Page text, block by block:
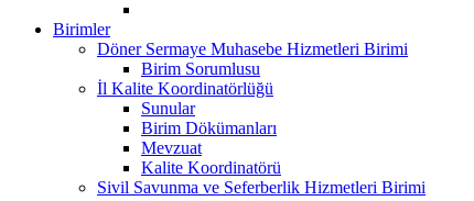
Birimler
Döner Sermaye Muhasebe Hizmetleri Birimi
Birim Sorumlusu
İl Kalite Koordinatörlüğü
Sunular
Birim Dökümanları
Mevzuat
Kalite Koordinatörü
Sivil Savunma ve Seferberlik Hizmetleri Birimi